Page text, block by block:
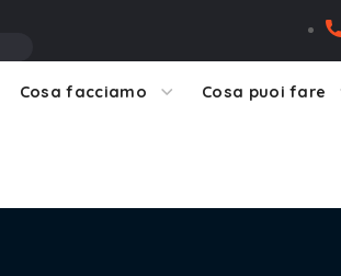
Cosa facciamo Cosa puoi fare